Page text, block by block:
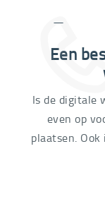
Een
Is de digitale
even op
plaatsen.